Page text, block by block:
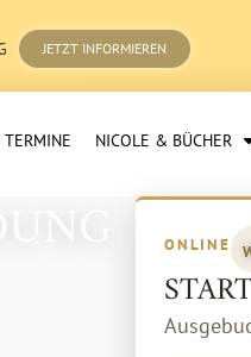
JETZT INFORMIEREN
TERMINE NICOLE & BÜCHER
ONLINE